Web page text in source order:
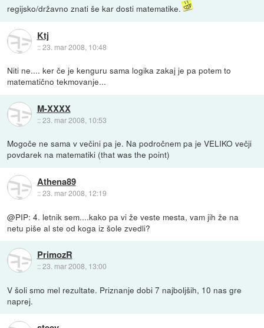
regijsko/državno znati še kar dosti matematike.
Ktj
::23. mar 2008, 10:48
Niti ne.... ker če je kenguru sama logika zakaj je pa potem to
matematično tekmovanje...
M-XXXX
::23. mar 2008, 10:53
Mogoče ne sama v večini pa je. Na področnem pa je VELIKO večji
povdarek na matematiki (that was the point)
Athena89
::23. mar 2008, 12:19
@PIP: 4. letnik sem....kako pa vi že veste mesta, vam jih že na
netu piše al ste od koga iz šole zvedli?
PrimozR
::23. mar 2008, 13:00
V šoli smo mel rezultate. Priznanje dobi 7 najboljših, 10 nas gre
naprej.